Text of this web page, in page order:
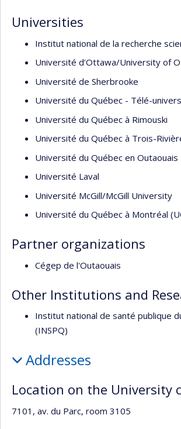
Universities
Institut national de la recherche
Université d’Ottawa/University of
Université de Sherbrooke
Université du Québec - Télé-
Université du Québec à Rimouski
Université du Québec à Trois-
Université du Québec en Outaouais
Université Laval
Université McGill/McGill University
Université du Québec à Montréal
Partner organizations
Cégep de l'Outaouais
Other Institutions and
Institut national de santé publique
(INSPQ)
Addresses
Location on the University
7101, av. du Parc, room 3105